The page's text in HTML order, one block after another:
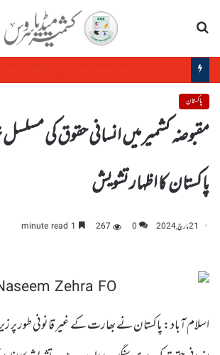
پاکستان
مقبوضہ کشمیر میں انسانی حقوق کی
پاکستان کا اظہار تشویش
21 مارچ, 2024 0
267
اسلام آباد : پاکستان نے بھارت کے غیر قانونی طور پر